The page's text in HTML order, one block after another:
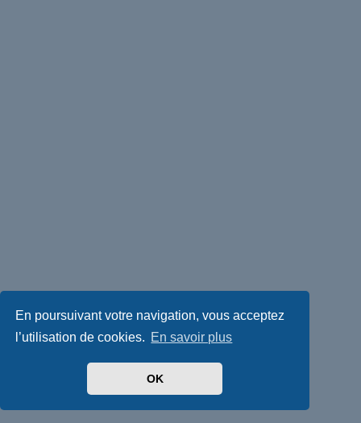
En poursuivant votre navigation, vous acceptez
l’utilisation de cookies. En savoir plus
OK